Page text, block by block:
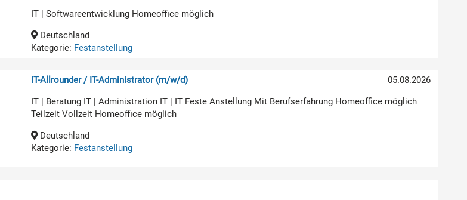
IT | Softwareentwicklung Homeoffice möglich
Deutschland
Kategorie: Festanstellung
05.08.2026
IT-Allrounder / IT-Administrator (m/w/d)
IT | Beratung IT | Administration IT | IT Feste Anstellung Mit Berufserfahrung Homeoffice möglich
Teilzeit Vollzeit Homeoffice möglich
Deutschland
Kategorie: Festanstellung